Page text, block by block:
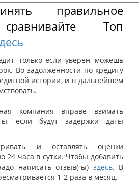
правильное
Топ
только если уверен, можешь
Во задолженности по кредиту
истории, и в дальнейшем
компания вправе взимать
если будут задержки даты
и оставлять оценки
24 часа в сутки. Чтобы добавить
написать отзыв(-ы) здесь. В
1-2 раза в месяц.